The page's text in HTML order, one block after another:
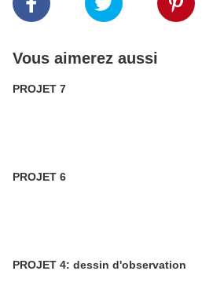
Vous aimerez aussi
PROJET 7
PROJET 6
PROJET 4: dessin d'observation